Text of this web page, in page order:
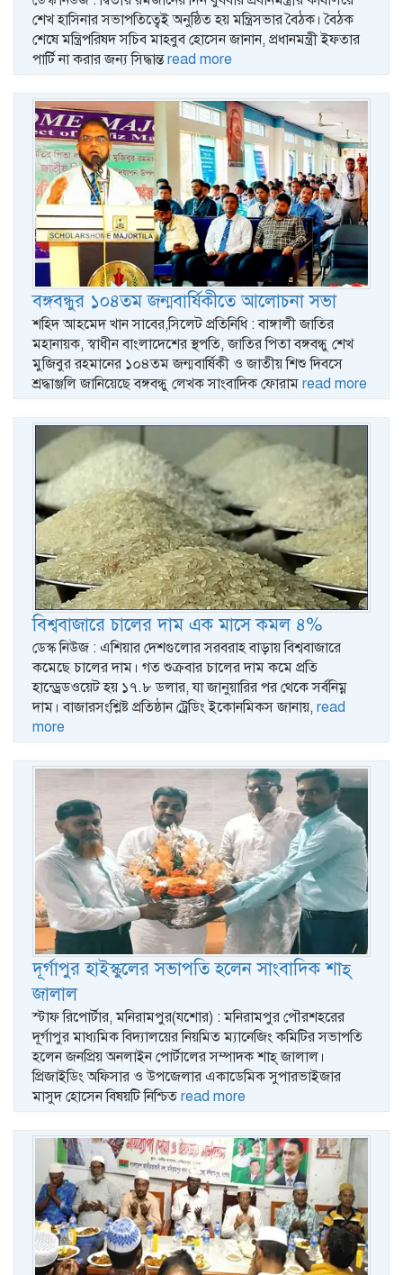
শেখ হাসিনার সভাপতিত্বেই অনুষ্ঠিত হয় মন্ত্রিসভার বৈঠক। বৈঠক
শেষে মন্ত্রিপরিষদ সচিব মাহবুব হোসেন জানান, প্রধানমন্ত্রী ইফতার
পার্টি না করার জন্য সিদ্ধান্তread more
বঙ্গবন্ধুর ১০৪তম জন্মবার্ষিকীতে আলোচনা সভা
শহিদ আহমেদ খান সাবের,সিলেট প্রতিনিধি : বাঙ্গালী জাতির
মহানায়ক, স্বাধীন বাংলাদেশের স্থপতি, জাতির পিতা বঙ্গবন্ধু শেখ
মুজিবুর রহমানের ১০৪তম জন্মবার্ষিকী ও জাতীয় শিশু দিবসে
শ্রদ্ধাঞ্জলি জানিয়েছে বঙ্গবন্ধু লেখক সাংবাদিক ফোরাম read more
বিশ্ববাজারে চালের দাম এক মাসে কমল ৪%
ডেস্ক নিউজ : এশিয়ার দেশগুলোর সরবরাহ বাড়ায় বিশ্ববাজারে
কমেছে চালের দাম। গত শুক্রবার চালের দাম কমে প্রতি
হান্ড্রেডওয়েট হয় ১৭.৮ ডলার, যা জানুয়ারির পর থেকে সর্বনিম্ন
দাম। বাজারসংশ্লিষ্ট প্রতিষ্ঠান ট্রেডিং ইকোনমিকস জানায়, read
more
দূর্গাপুর হাইস্কুলের সভাপতি হলেন সাংবাদিক শাহ্
জালাল
স্টাফ রিপোর্টার, মনিরামপুর(যশোর) : মনিরামপুর পৌরশহরের
দূর্গাপুর মাধ্যমিক বিদ্যালয়ের নিয়মিত ম্যানেজিং কমিটির সভাপতি
হলেন জনপ্রিয় অনলাইন পোর্টালের সম্পাদক শাহ্ জালাল।
প্রিজাইডিং অফিসার ও উপজেলার একাডেমিক সুপারভাইজার
মাসুদ হোসেন বিষয়টি নিশ্চিত read more